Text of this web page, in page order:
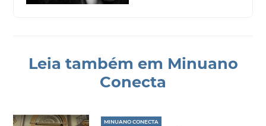
Leia também em Minuano
Conecta
MINUANO CONECTA